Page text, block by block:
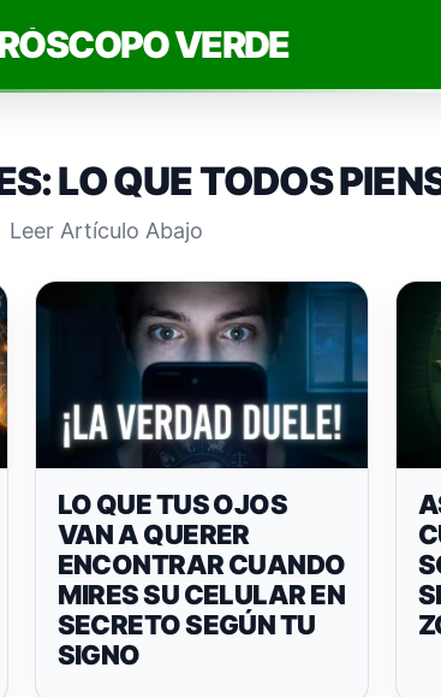
VERDE
LO QUE TODOS
Leer Artículo Abajo
LO QUE TUS OJOS
VAN A QUERER
ENCONTRAR CUANDO
MIRES SU CELULAR EN
SECRETO SEGÚN TU
SIGNO